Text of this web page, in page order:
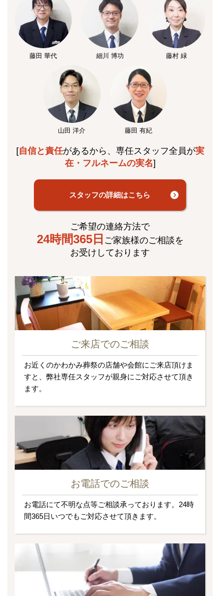
藤田 華代 細川 博功 藤村 緑
山田 洋介 藤田 有紀
[自信と責任があるから、専任スタッフ全員が実
在・フルネームの実名]
スタッフの詳細はこちら
ご希望の連絡方法で
24時間365日 ご家族様のご相談を
お受けしております
ご来店でのご相談
お近くのかわかみ葬祭の店舗や会館にご来店頂けま
すと、弊社専任スタッフが親身にご対応させて頂き
ます。
お電話でのご相談
お電話にて不明な点等ご相談承っております。24時
間365日いつでもご対応させて頂きます。